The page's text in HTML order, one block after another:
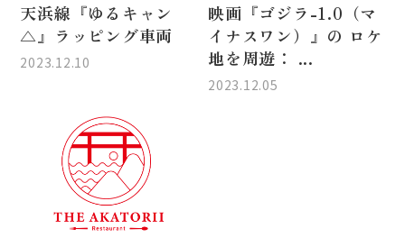
天浜線『ゆるキャン
△』ラッピング車両
2023.12.10
映画『ゴジラ-1.0（マ
イナスワン）』の ロケ
地を周遊： ...
2023.12.05